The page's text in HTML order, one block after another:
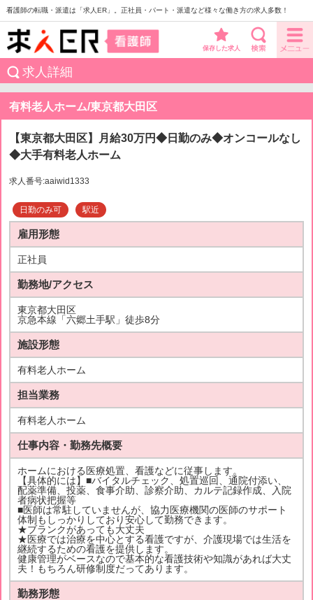
看護師の転職・派遣は「求人ER」。正社員・パート・派遣など様々な働き方の求人多数！
保存した求人
求人詳細
有料老人ホーム/東京都大田区
【東京都大田区】月給30万円◆日勤のみ◆オンコールなし
◆大手有料老人ホーム
求人番号:aaiwid1333
日勤のみ可 駅近
雇用形態
正社員
勤務地/アクセス
東京都大田区
京急本線「六郷土手駅」徒歩8分
施設形態
有料老人ホーム
担当業務
有料老人ホーム
仕事内容・勤務先概要
ホームにおける医療処置、看護などに従事します。
【具体的には】■バイタルチェック、処置巡回、通院付添い、
配薬準備、投薬、食事介助、診察介助、カルテ記録作成、入院
者病状把握等
■医師は常駐していませんが、協力医療機関の医師のサポート
体制もしっかりしており安心して勤務できます。
★ブランクがあっても大丈夫
★医療では治療を中心とする看護ですが、介護現場では生活を
継続するための看護を提供します。
健康管理がベースなので基本的な看護技術や知識があれば大丈
夫！もちろん研修制度だってあります。
勤務形態